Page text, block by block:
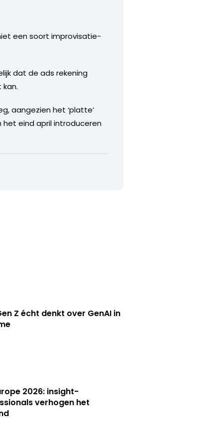
een soort improvisatie-
dat de ads rekening
aangezien het ‘platte’
het eind april introduceren
Z écht denkt over GenAI in
2026: insight-
verhogen het